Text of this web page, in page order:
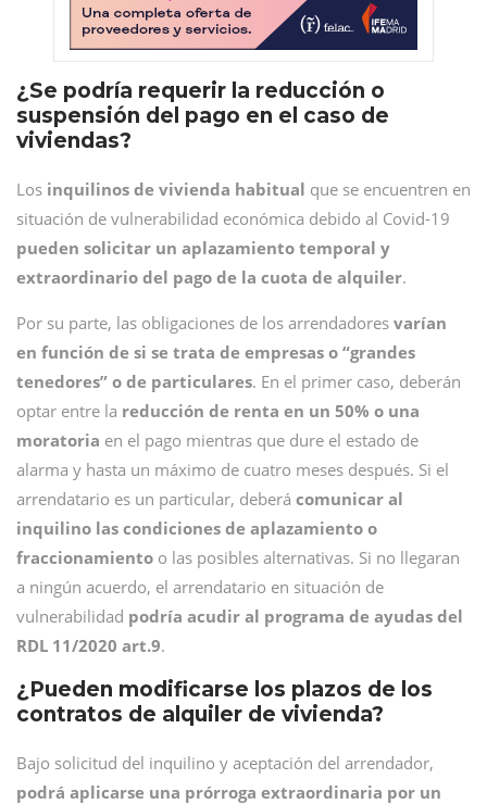
¿Se podría requerir la reducción o
suspensión del pago en el caso de
viviendas?
Los inquilinos de vivienda habitual que se encuentren en
situación de vulnerabilidad económica debido al Covid-19
pueden solicitar un aplazamiento temporal y
extraordinario del pago de la cuota de alquiler.
Por su parte, las obligaciones de los arrendadores varían
en función de si se trata de empresas o “grandes
tenedores” o de particulares. En el primer caso, deberán
optar entre la reducción de renta en un 50% o una
moratoria en el pago mientras que dure el estado de
alarma y hasta un máximo de cuatro meses después. Si el
arrendatario es un particular, deberá comunicar al
inquilino las condiciones de aplazamiento o
fraccionamiento o las posibles alternativas. Si no llegaran
a ningún acuerdo, el arrendatario en situación de
vulnerabilidad podría acudir al programa de ayudas del
RDL 11/2020 art.9.
¿Pueden modificarse los plazos de los
contratos de alquiler de vivienda?
Bajo solicitud del inquilino y aceptación del arrendador,
podrá aplicarse una prórroga extraordinaria por un